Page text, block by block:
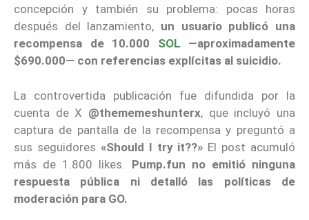
concepción y también su problema: pocas horas
después del lanzamiento, un usuario publicó una
recompensa de 10.000 SOL —aproximadamente
$690.000— con referencias explícitas al suicidio.
La controvertida publicación fue difundida por la
cuenta de X @thememeshunterx, que incluyó una
captura de pantalla de la recompensa y preguntó a
sus seguidores «Should I try it??» El post acumuló
más de 1.800 likes. Pump.fun no emitió ninguna
respuesta pública ni detalló las políticas de
moderación para GO.